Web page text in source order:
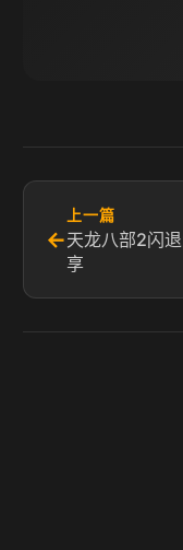
←
上一篇
天龙八部2闪
享